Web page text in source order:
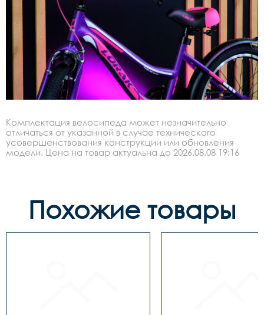
Комплектация велосипеда может незначительно
отличаться от указанной в случае технического
усовершенствования конструкции или обновления
модели. Цена на товар актуальна до 2026.08.08 19:16
Похожие товары